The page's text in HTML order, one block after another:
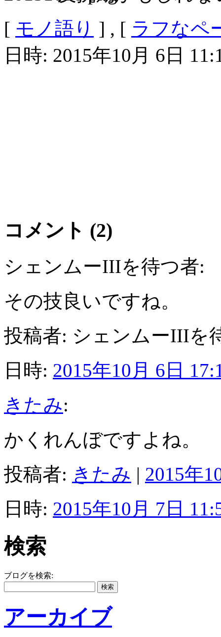
[ モノ語り ] , [ ラフなペ
日時: 2015年10月 6日
コメント (2)
シェンムーIIIを待つ者:
その技良いですね。
投稿者: シェンムーIIIを
日時: 2015年10月 6日
きたみ:
かくれんぼですよね。
投稿者: きたみ | 2015年
日時: 2015年10月 7日
検索
ブログを検索:
アーカイブ